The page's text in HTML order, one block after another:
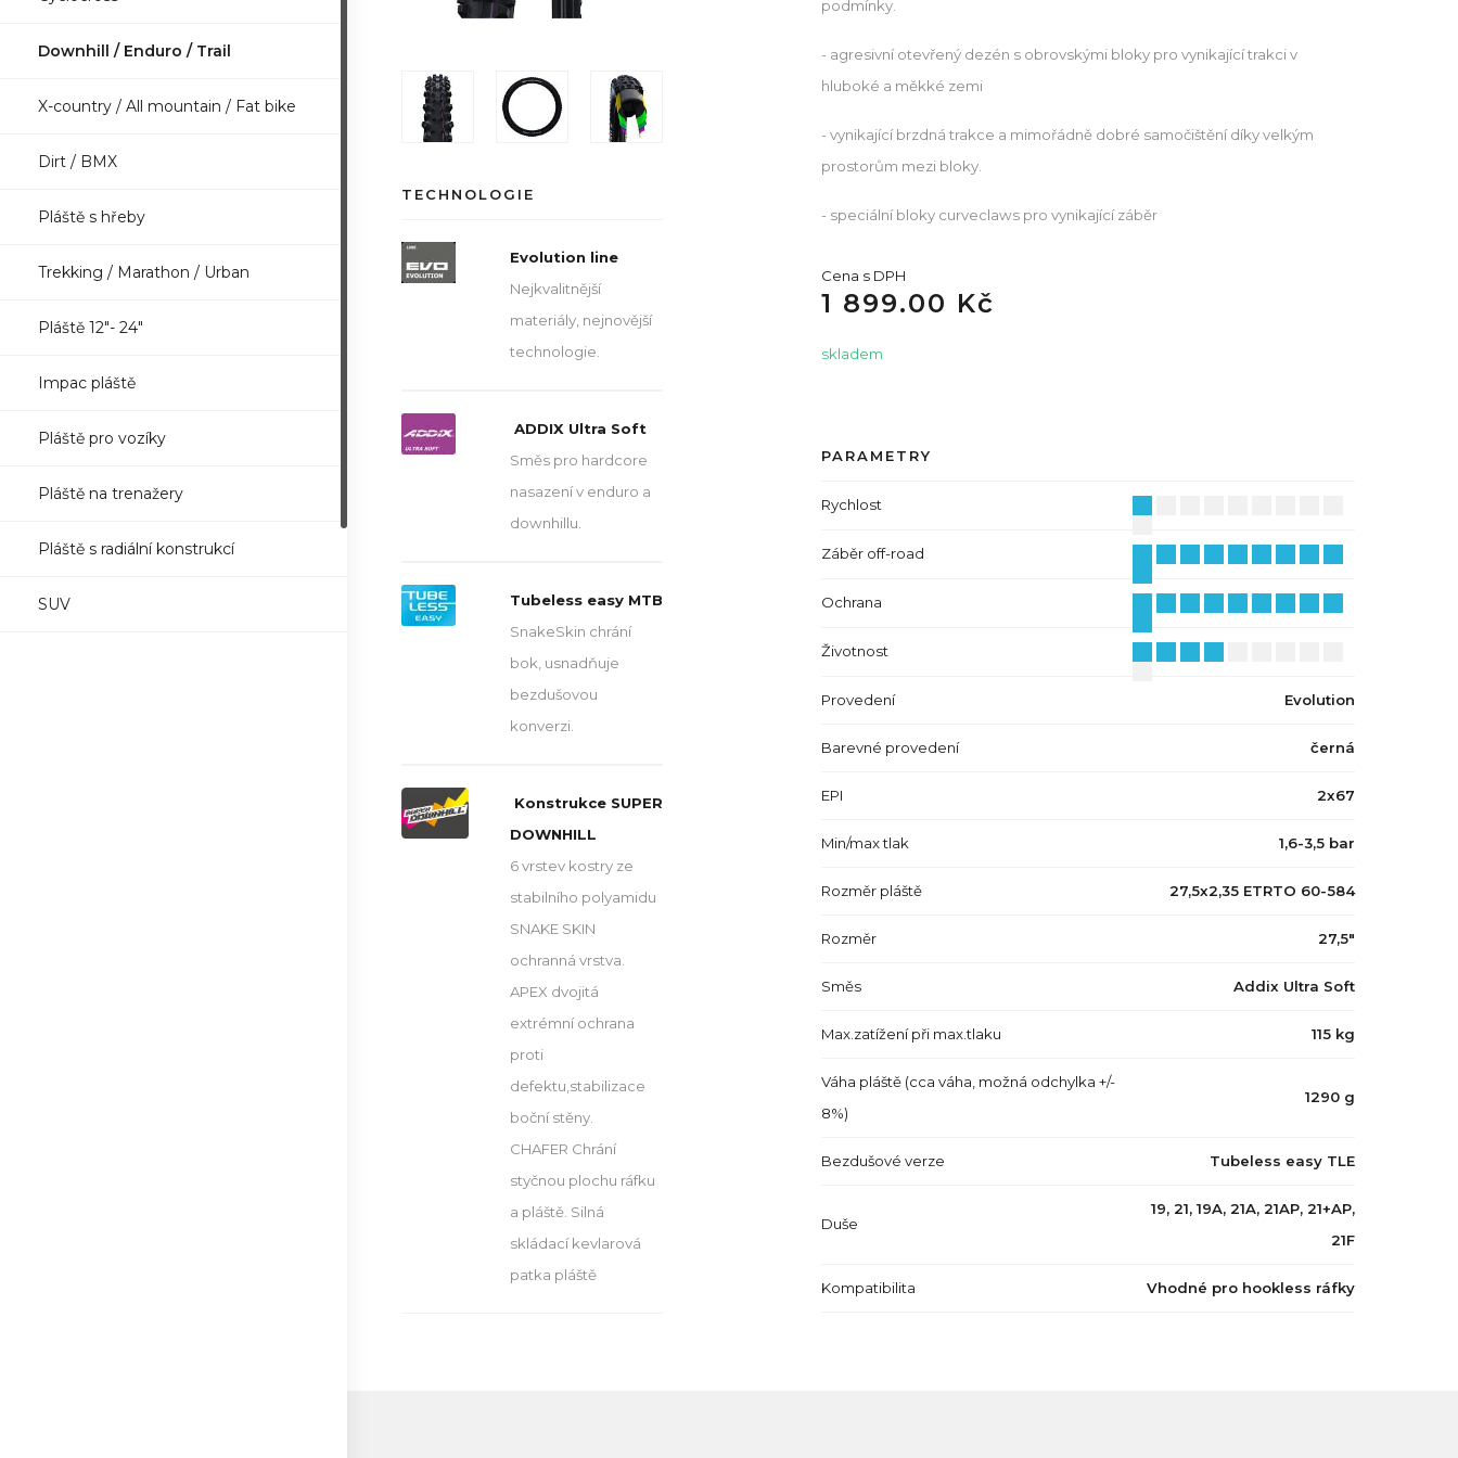
Downhill / Enduro / Trail
X-country / All mountain / Fat bike
Dirt / BMX
Pláště s hřeby
Trekking / Marathon / Urban
Pláště 12"- 24"
Impac pláště
Pláště pro vozíky
Pláště na trenažery
Pláště s radiální konstrukcí
SUV
podmínky.
- agresivní otevřený dezén s obrovskými bloky pro vynikající trakci v
hluboké a měkké zemi
- vynikající brzdná trakce a mimořádně dobré samočištění díky velkým
prostorům mezi bloky.
- speciální bloky curveclaws pro vynikající záběr
Cena s DPH
1 899.00 Kč
skladem
PARAMETRY
Rychlost
Záběr off-road
Ochrana
Životnost
Provedení Evolution
Barevné provedení černá
EPI 2x67
Min/max tlak 1,6-3,5 bar
Rozměr pláště 27,5x2,35 ETRTO 60-584
Rozměr 27,5"
Směs Addix Ultra Soft
Max.zatížení při max.tlaku 115 kg
Váha pláště (cca váha, možná odchylka +/-
8%)
1290 g
Bezdušové verze Tubeless easy TLE
Duše
19, 21, 19A, 21A, 21AP, 21+AP,
21F
Kompatibilita Vhodné pro hookless ráfky
TECHNOLOGIE
Evolution line
Nejkvalitnější
materiály, nejnovější
technologie.
ADDIX Ultra Soft
Směs pro hardcore
nasazení v enduro a
downhillu.
Tubeless easy MTB
SnakeSkin chrání
bok, usnadňuje
bezdušovou
konverzi.
Konstrukce SUPER
DOWNHILL
6 vrstev kostry ze
stabilního polyamidu
SNAKE SKIN
ochranná vrstva.
APEX dvojitá
extrémní ochrana
proti
defektu,stabilizace
boční stěny.
CHAFER Chrání
styčnou plochu ráfku
a pláště. Silná
skládací kevlarová
patka pláště